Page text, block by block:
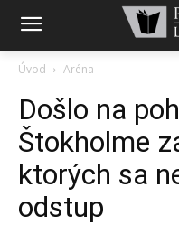
Úvod Aréna
Došlo na
Štokholme
ktorých sa
odstup